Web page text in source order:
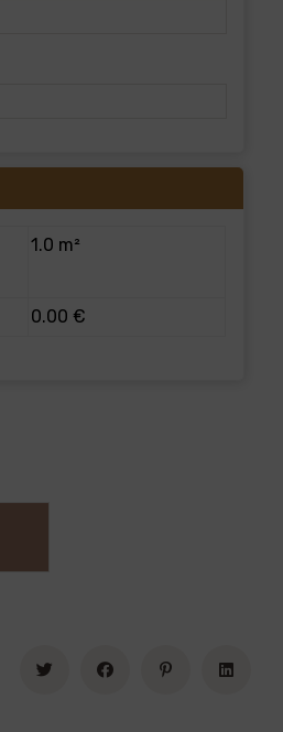
1.0 m²
0.00 €